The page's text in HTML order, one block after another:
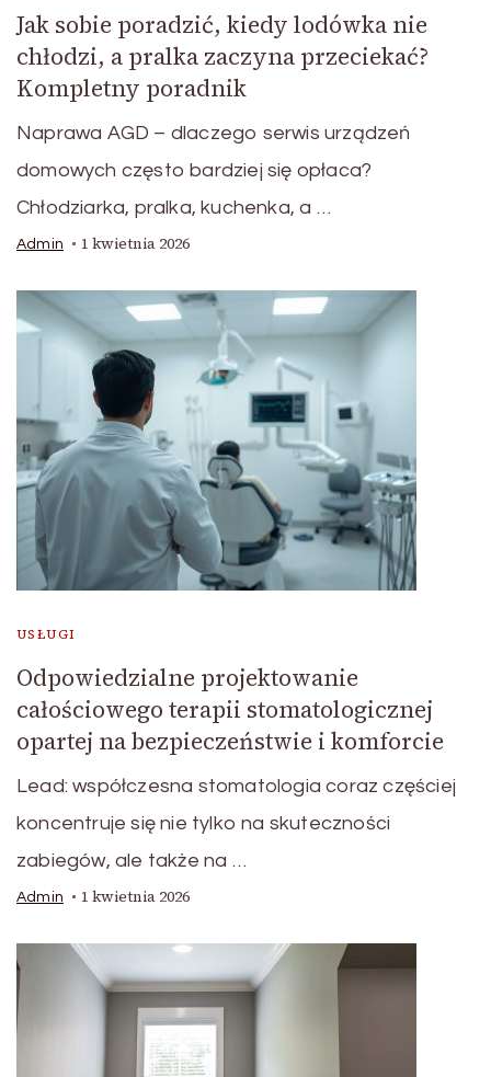
Jak sobie poradzić, kiedy lodówka nie
chłodzi, a pralka zaczyna przeciekać?
Kompletny poradnik
Naprawa AGD – dlaczego serwis urządzeń
domowych często bardziej się opłaca?
Chłodziarka, pralka, kuchenka, a …
Admin 1 kwietnia 2026
USŁUGI
Odpowiedzialne projektowanie
całościowego terapii stomatologicznej
opartej na bezpieczeństwie i komforcie
Lead: współczesna stomatologia coraz częściej
koncentruje się nie tylko na skuteczności
zabiegów, ale także na …
Admin 1 kwietnia 2026